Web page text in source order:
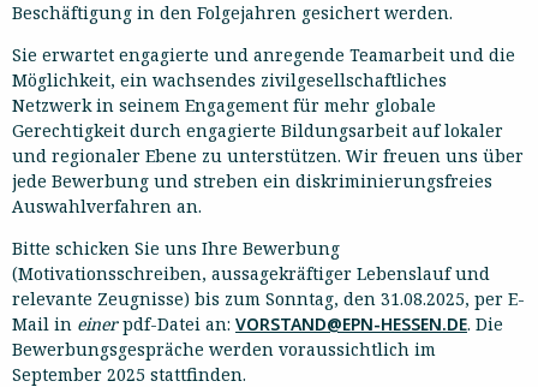
Beschäftigung in den Folgejahren gesichert werden.
Sie erwartet engagierte und anregende Teamarbeit und die
Möglichkeit, ein wachsendes zivilgesellschaftliches
Netzwerk in seinem Engagement für mehr globale
Gerechtigkeit durch engagierte Bildungsarbeit auf lokaler
und regionaler Ebene zu unterstützen. Wir freuen uns über
jede Bewerbung und streben ein diskriminierungsfreies
Auswahlverfahren an.
Bitte schicken Sie uns Ihre Bewerbung
(Motivationsschreiben, aussagekräftiger Lebenslauf und
relevante Zeugnisse) bis zum Sonntag, den 31.08.2025, per E-
Mail in einerpdf-Datei an: VORSTAND@EPN-HESSEN.DE. Die
Bewerbungsgespräche werden voraussichtlich im
September 2025 stattfinden.